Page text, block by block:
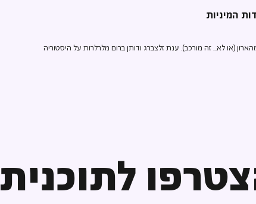
לתוכנית
(או לא... זה מורכב). ענת זלצברג ודותן ברום מלרלרות על היסטוריה